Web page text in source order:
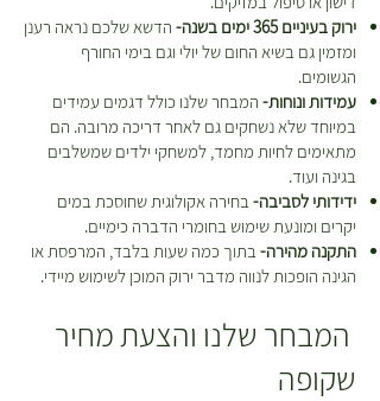
ירוק בעיניים 365 ימים בשנה-
הדשא שלכם נראה רענן
ומזמין גם בשיא החום של יולי וגם בימי החורף
הגשומים.
עמידות ונוחות- המבחר שלנו כולל דגמים עמידים
במיוחד שלא נשחקים גם לאחר דריכה מרובה. הם
מתאימים לחיות מחמד, למשחקי ילדים שמשלבים
בגינה ועוד.
ידידותי לסביבה-בחירה אקולוגית שחוסכת במים
יקרים ומונעת שימוש בחומרי הדברה כימיים.
התקנה מהירה-בתוך כמה שעות בלבד, המרפסת או
הגינה הופכות לנווה מדבר ירוק המוכן לשימוש מיידי.
המבחר שלנו והצעת מחיר
שקופה